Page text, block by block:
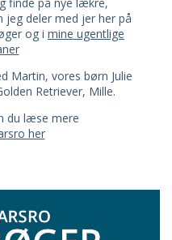
jeg deler med jer her på
og i mine ugentlige
Martin, vores børn Julie
Retriever, Mille.
du læse mere
her